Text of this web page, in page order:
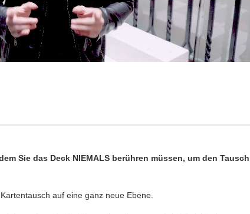
Sie das Deck NIEMALS berühren müssen, um den Tausch
auf eine ganz neue Ebene.